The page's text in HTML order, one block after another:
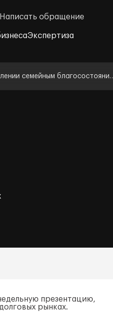
Написать обращение
Экспертиза
семейным благосостояние
презентацию,
рынках.